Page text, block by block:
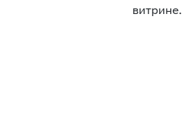
витрине.